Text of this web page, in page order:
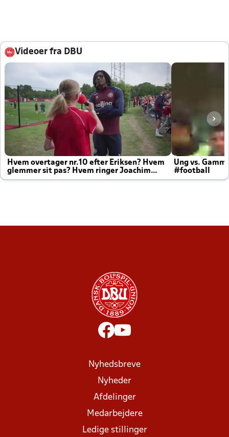
Videoer fra DBU
Hvem overtager nr.10 efter Eriksen? Hvem
glemmer sit pas? Hvem ringer Joachim
altid til efter kampe?
Ung vs.
#football
Nyhedsbreve
Nyheder
Afdelinger
Medarbejdere
Ledige stillinger